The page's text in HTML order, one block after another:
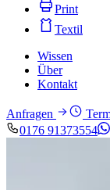
Print
Textil
Wissen
Über
Kontakt
Anfragen
0176 91373554